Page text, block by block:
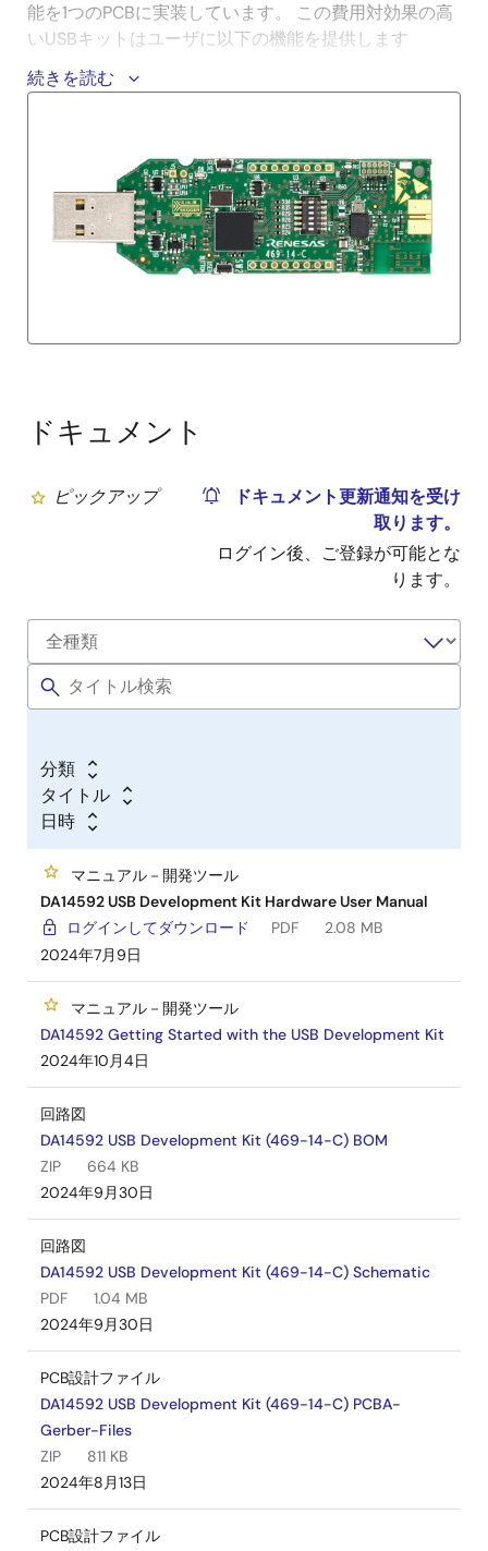
能を1つのPCBに実装しています。 この費用対効果の高
いUSBキットはユーザに以下の機能を提供します
ソフトウェア開発
MikroBUS™モジュール接続
続きを読む
ドキュメント
ピックアップ
ドキュメント更新通知を受け
取ります。
ログイン後、ご登録が可能とな
ります。
分類
タイトル
日時
マニュアル－開発ツール
DA14592 USB Development Kit Hardware User Manual
ログインしてダウンロード
PDF
2.08 MB
2024年7月9日
マニュアル－開発ツール
DA14592 Getting Started with the USB Development Kit
2024年10月4日
回路図
DA14592 USB Development Kit (469-14-C) BOM
ZIP
664 KB
2024年9月30日
回路図
DA14592 USB Development Kit (469-14-C) Schematic
PDF
1.04 MB
2024年9月30日
PCB設計ファイル
DA14592 USB Development Kit (469-14-C) PCBA-
Gerber-Files
ZIP
811 KB
2024年8月13日
PCB設計ファイル